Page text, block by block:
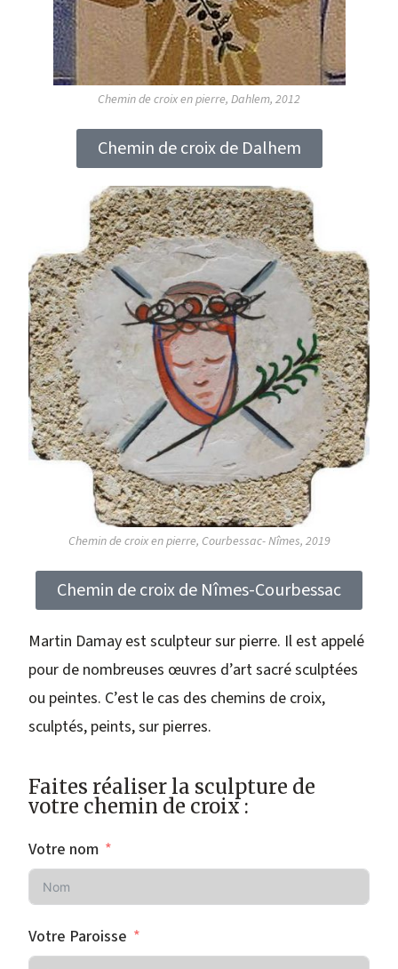
Chemin de croix en pierre, Dahlem, 2012
Chemin de croix de Dalhem
Chemin de croix en pierre, Courbessac- Nîmes, 2019
Chemin de croix de Nîmes-Courbessac
Martin Damay est sculpteur sur pierre. Il est appelé
pour de nombreuses œuvres d’art sacré sculptées
ou peintes. C’est le cas des chemins de croix,
sculptés, peints, sur pierres.
Faites réaliser la sculpture de
votre chemin de croix :
Votre nom
Votre Paroisse